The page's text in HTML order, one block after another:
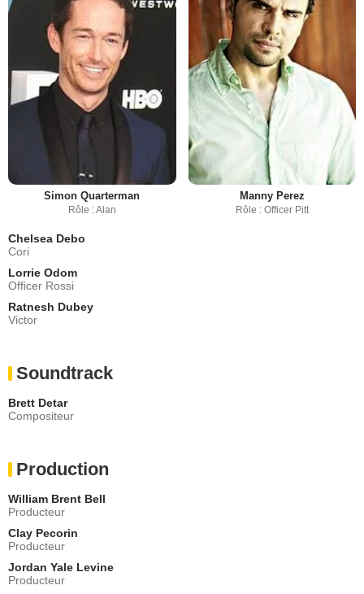
Simon Quarterman
Rôle : Alan
Manny Perez
Rôle : Officer Pitt
Chelsea Debo
Cori
Lorrie Odom
Officer Rossi
Ratnesh Dubey
Victor
Soundtrack
Brett Detar
Compositeur
Production
William Brent Bell
Producteur
Clay Pecorin
Producteur
Jordan Yale Levine
Producteur